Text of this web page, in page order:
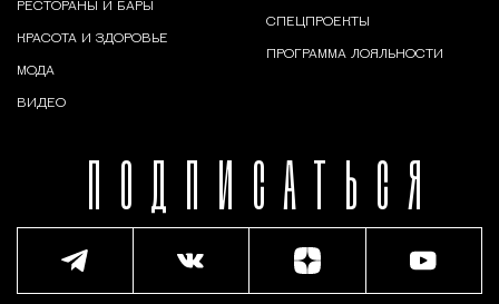
ПОДПИСАТЬСЯ
РЕСТОРАНЫ И БАРЫ
КРАСОТА И ЗДОРОВЬЕ
МОДА
ВИДЕО
СПЕЦПРОЕКТЫ
ПРОГРАММА ЛОЯЛЬНОСТИ